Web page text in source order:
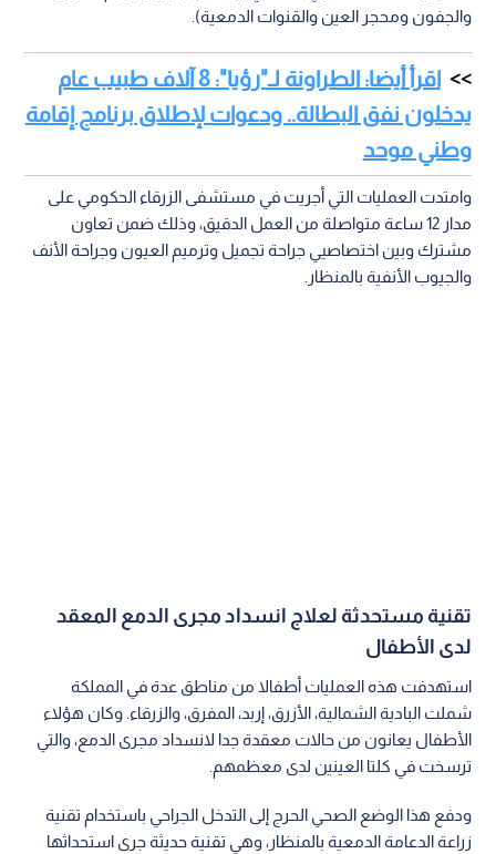
والجفون ومحجر العين والقنوات الدمعية).
اقرأ أيضا: الطراونة لـ"رؤيا": 8 آلاف طبيب عام
يدخلون نفق البطالة.. ودعوات لإطلاق برنامج إقامة
وطني موحد
وامتدت العمليات التي أجريت في مستشفى الزرقاء الحكومي على
مدار 12 ساعة متواصلة من العمل الدقيق، وذلك ضمن تعاون
مشترك وبين اختصاصيي جراحة تجميل وترميم العيون وجراحة الأنف
والجيوب الأنفية بالمنظار.
تقنية مستحدثة لعلاج انسداد مجرى الدمع المعقد
لدى الأطفال
استهدفت هذه العمليات أطفالا من مناطق عدة في المملكة
شملت البادية الشمالية، الأزرق، إربد، المفرق، والزرقاء. وكان هؤلاء
الأطفال يعانون من حالات معقدة جدا لانسداد مجرى الدمع، والتي
ترسخت في كلتا العينين لدى معظمهم.
ودفع هذا الوضع الصحي الحرج إلى التدخل الجراحي باستخدام تقنية
زراعة الدعامة الدمعية بالمنظار، وهي تقنية حديثة جرى استحداثها